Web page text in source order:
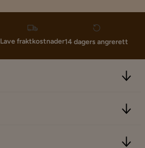
Lave fraktkostnader14 dagers angrerett